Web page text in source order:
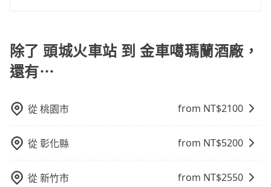
除了 頭城火車站 到 金車噶瑪蘭酒廠，
還有⋯
從桃園市 from NT$2100
從彰化縣 from NT$5200
從新竹市 from NT$2550